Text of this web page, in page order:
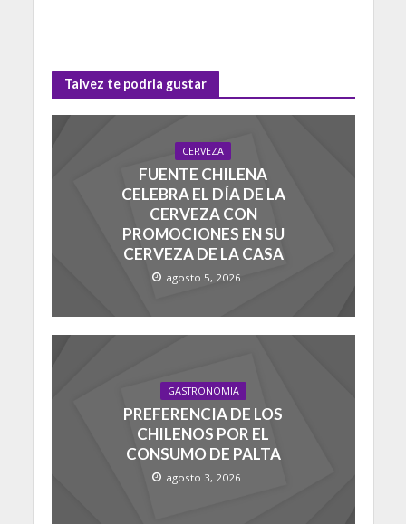
Talvez te podria gustar
CERVEZA
FUENTE CHILENA
CELEBRA EL DÍA DE LA
CERVEZA CON
PROMOCIONES EN SU
CERVEZA DE LA CASA
agosto 5, 2026
GASTRONOMIA
PREFERENCIA DE LOS
CHILENOS POR EL
CONSUMO DE PALTA
agosto 3, 2026